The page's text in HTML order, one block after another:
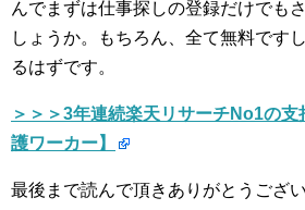
んでまずは仕事探しの登録だけでも
しょうか。もちろん、全て無料です
るはずです。
＞＞＞3年連続楽天リサーチNo1の
護ワーカー】
最後まで読んで頂きありがとうござ